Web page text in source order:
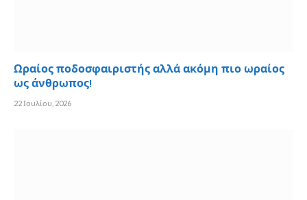
Ωραίος ποδοσφαιριστής αλλά ακόμη πιο ωραίος
ως άνθρωπος!
22 Ιουλίου, 2026